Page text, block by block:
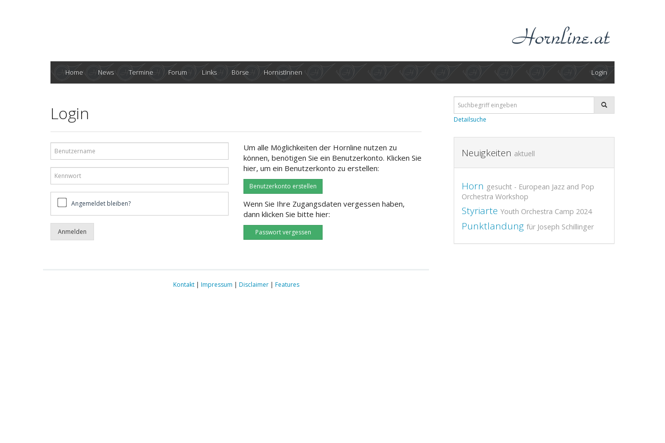
Home News Termine Forum Links Börse HornistInnen Login
Login
bleiben?Angemeldet bleiben?
Um alle Möglichkeiten der Hornline nutzen zu
können, benötigen Sie ein Benutzerkonto. Klicken Sie
hier, um ein Benutzerkonto zu erstellen:
Benutzerkonto erstellen
Wenn Sie Ihre Zugangsdaten vergessen haben,
dann klicken Sie bitte hier:
Passwort vergessen
Detailsuche
Neuigkeiten aktuell
Horn gesucht - European Jazz and Pop
Orchestra Workshop
Styriarte Youth Orchestra Camp 2024
Punktlandung für Joseph Schillinger
Kontakt| Impressum | Disclaimer| Features